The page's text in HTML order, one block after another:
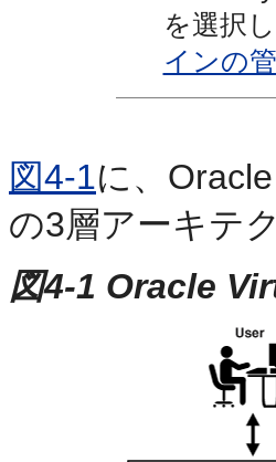
を選択
インの管
図4-1に、
の3層アーキテ
図4-1 Oracle